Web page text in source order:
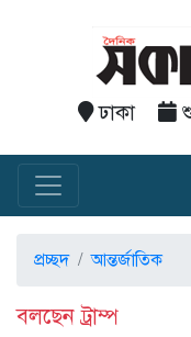
ঢাকা
প্রচ্ছদ আন্তর্জাতিক
বলছেন ট্রাম্প